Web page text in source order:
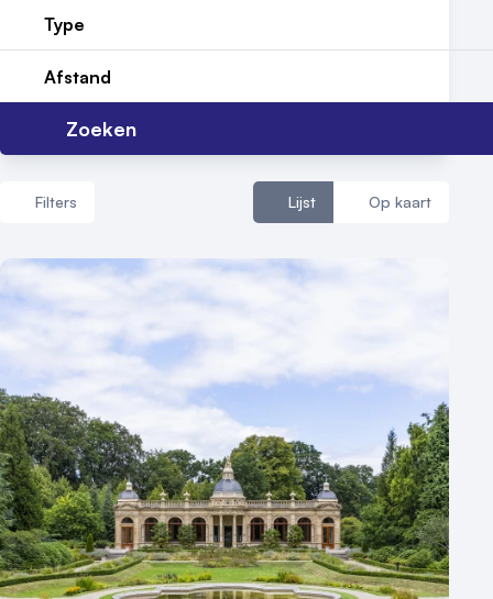
Reviews (5⭐️)
Contact
Type
Afstand
Zoeken
Filters Lijst Op kaart
Aantal zalen
1 - 5 zalen
10 of meer zalen
Aantal personen
1 - 50 personen
50 - 100 personen
100 - 250 personen
250 - 500 personen
500+ personen